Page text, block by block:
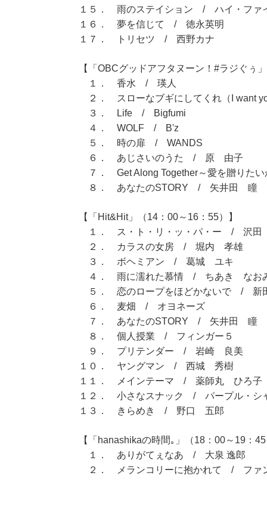
１５． 雨のステイション / ハイ・ファ
１６． 夢を信じて / 徳永英明
１７． トリセツ / 西野カナ
【「OBCグッドアフタヌーン！#ラジぐぅ
１． 香水 / 瑛人
２． スローなブギにしてくれ（I
３． Life / Bigfumi
４． WOLF / B'z
５． 時の扉 / WANDS
６． あじさいのうた / 原 由子
７． Get Along Together～愛を贈り
８． あなたのSTORY / 矢井田 瞳
【「Hit&Hit」（14：00～16：55）】
１． ス・ト・リ・ッ・パ・ー / 沢
２． カラスの女房 / 堀内 孝雄
３． ボヘミアン / 葛城 ユキ
４． 雨に濡れた慕情 / ちあき なお
５． 恋のロープをほどかないで / 新
６． 麦畑 / オヨネーズ
７． あなたのSTORY / 矢井田 瞳
８． 個人授業 / フィンガー５
９． プリテンダー / 岩崎 良美
１０． ヤングマン / 西城 秀樹
１１． メインテーマ / 薬師丸 ひろ子
１２． 小さなスナック / パープル・シ
１３． きらめき / 野口 五郎
【「hanashikaの時間｡」（18：00～19：
１． ありがてぇなあ / 大泉 逸郎
２． メランコリーに抱かれて / ファ